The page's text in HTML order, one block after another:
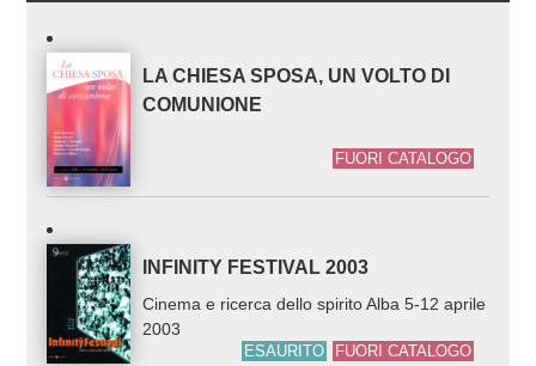
LA CHIESA SPOSA, UN VOLTO DI
COMUNIONE
FUORI CATALOGO
INFINITY FESTIVAL 2003
Cinema e ricerca dello spirito Alba 5-12 aprile
2003
ESAURITO FUORI CATALOGO